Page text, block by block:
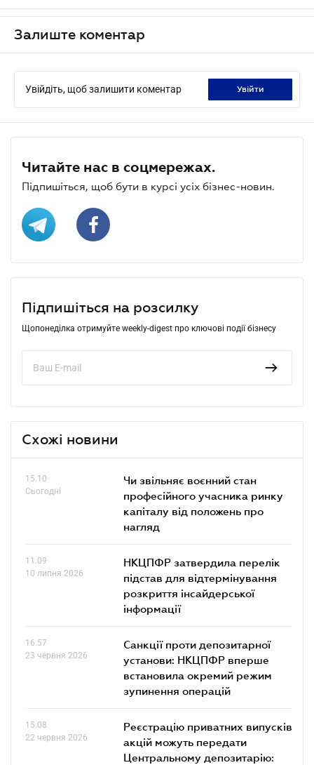
Залиште коментар
Увійдіть, щоб залишити коментар увійти
Читайте нас в соцмережах.
Підпишіться, щоб бути в курсі усіх бізнес-новин.
Підпишіться на розсилку
Щопонеділка отримуйте weekly-digest про ключові події бізнесу
Схожі новини
15.10
Сьогодні
Чи звільняє воєнний стан
професійного учасника ринку
капіталу від положень про
нагляд
11.09
10 липня 2026
НКЦПФР затвердила перелік
підстав для відтермінування
розкриття інсайдерської
інформації
16.57
23 червня 2026
Санкції проти депозитарної
установи: НКЦПФР вперше
встановила окремий режим
зупинення операцій
15.08
22 червня 2026
Реєстрацію приватних випусків
акцій можуть передати
Центральному депозитарію: